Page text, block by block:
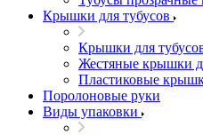
Крышки для тубусов
Крышки для
Жестяные крышки
Пластиковые
Поролоновые руки
Виды упаковки